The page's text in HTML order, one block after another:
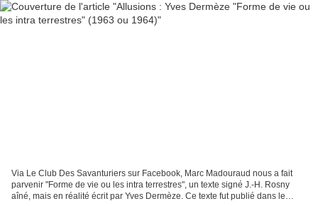
Via Le Club Des Savanturiers sur Facebook, Marc Madouraud nous a fait
parvenir "Forme de vie ou les intra terrestres", un texte signé J.-H. Rosny
aîné, mais en réalité écrit par Yves Dermèze. Ce texte fut publié dans le